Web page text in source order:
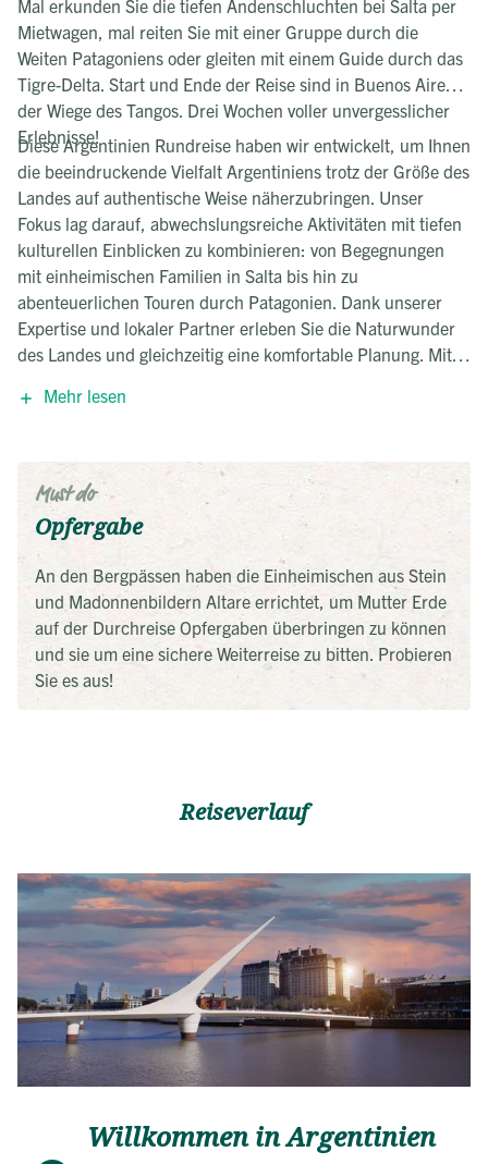
Mal erkunden Sie die tiefen Andenschluchten bei Salta per
Mietwagen, mal reiten Sie mit einer Gruppe durch die
Weiten Patagoniens oder gleiten mit einem Guide durch das
Tigre-Delta. Start und Ende der Reise sind in Buenos Aires –
der Wiege des Tangos. Drei Wochen voller unvergesslicher
Erlebnisse!
Diese Argentinien Rundreise haben wir entwickelt, um Ihnen
die beeindruckende Vielfalt Argentiniens trotz der Größe des
Landes auf authentische Weise näherzubringen. Unser
Fokus lag darauf, abwechslungsreiche Aktivitäten mit tiefen
kulturellen Einblicken zu kombinieren: von Begegnungen
mit einheimischen Familien in Salta bis hin zu
abenteuerlichen Touren durch Patagonien. Dank unserer
Expertise und lokaler Partner erleben Sie die Naturwunder
des Landes und gleichzeitig eine komfortable Planung. Mit
Touren und Transfers möchten wir Ihnen Argentinien in
im Leben machen sollte.
Mehr lesen
Must do
Opfergabe
An den Bergpässen haben die Einheimischen aus Stein
und Madonnenbildern Altare errichtet, um Mutter Erde
auf der Durchreise Opfergaben überbringen zu können
und sie um eine sichere Weiterreise zu bitten. Probieren
Sie es aus!
Reiseverlauf
Willkommen in Argentinien